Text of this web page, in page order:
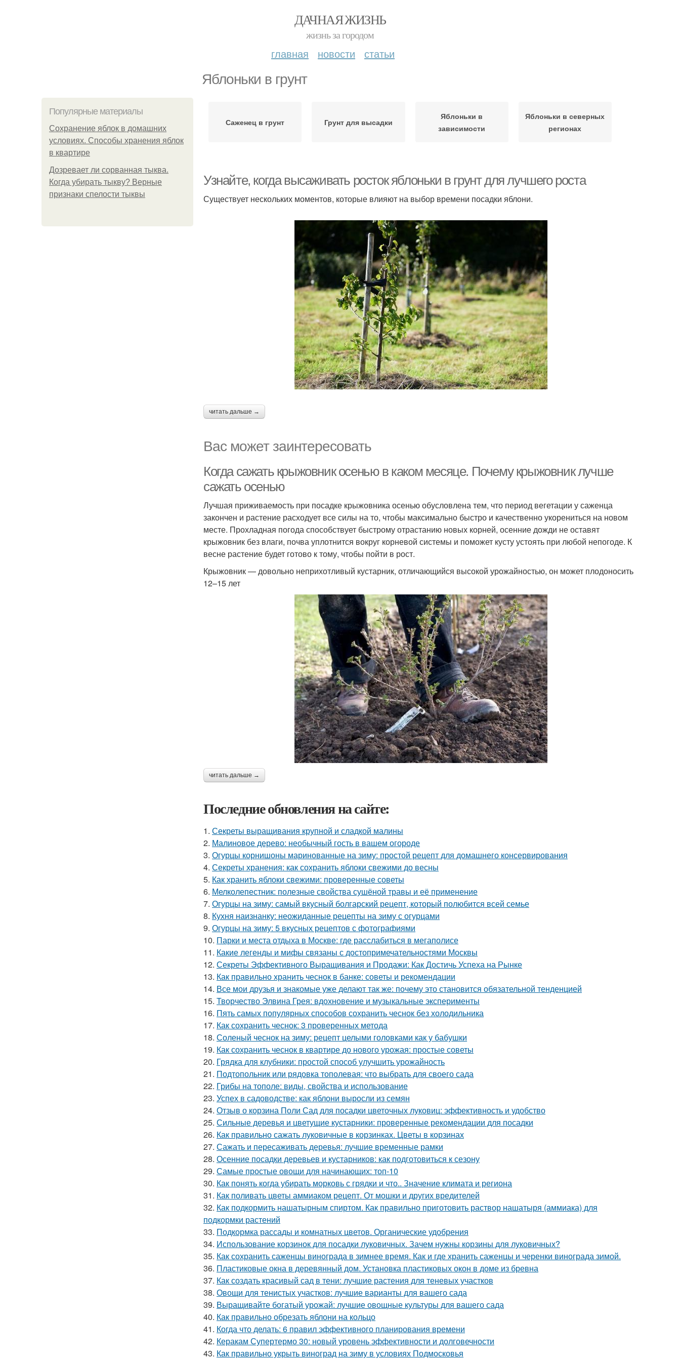
ДАЧНАЯ ЖИЗНЬ
жизнь за городом
главная новости статьи
Яблоньки в грунт
Популярные материалы
Сохранение яблок в домашних
условиях. Способы хранения яблок
в квартире
Дозревает ли сорванная тыква.
Когда убирать тыкву? Верные
признаки спелости тыквы
Саженец в грунт Грунт для высадки
Яблоньки в
зависимости
Яблоньки в северных
регионах
Узнайте, когда высаживать росток яблоньки в грунт для лучшего роста
Существует нескольких моментов, которые влияют на выбор времени посадки яблони.
читать дальше →
Вас может заинтересовать
Когда сажать крыжовник осенью в каком месяце. Почему крыжовник лучше
сажать осенью
Лучшая приживаемость при посадке крыжовника осенью обусловлена тем, что период вегетации у саженца
закончен и растение расходует все силы на то, чтобы максимально быстро и качественно укорениться на новом
месте. Прохладная погода способствует быстрому отрастанию новых корней, осенние дожди не оставят
крыжовник без влаги, почва уплотнится вокруг корневой системы и поможет кусту устоять при любой непогоде. К
весне растение будет готово к тому, чтобы пойти в рост.
Крыжовник — довольно неприхотливый кустарник, отличающийся высокой урожайностью, он может плодоносить
12–15 лет
читать дальше →
Последние обновления на сайте:
1. Секреты выращивания крупной и сладкой малины
2. Малиновое дерево: необычный гость в вашем огороде
3. Огурцы корнишоны маринованные на зиму: простой рецепт для домашнего консервирования
4. Секреты хранения: как сохранить яблоки свежими до весны
5. Как хранить яблоки свежими: проверенные советы
6. Мелколепестник: полезные свойства сушёной травы и её применение
7. Огурцы на зиму: самый вкусный болгарский рецепт, который полюбится всей семье
8. Кухня наизнанку: неожиданные рецепты на зиму с огурцами
9. Огурцы на зиму: 5 вкусных рецептов с фотографиями
10. Парки и места отдыха в Москве: где расслабиться в мегаполисе
11. Какие легенды и мифы связаны с достопримечательностями Москвы
12. Секреты Эффективного Выращивания и Продажи: Как Достичь Успеха на Рынке
13. Как правильно хранить чеснок в банке: советы и рекомендации
14. Все мои друзья и знакомые уже делают так же: почему это становится обязательной тенденцией
15. Творчество Элвина Грея: вдохновение и музыкальные эксперименты
16. Пять самых популярных способов сохранить чеснок без холодильника
17. Как сохранить чеснок: 3 проверенных метода
18. Соленый чеснок на зиму: рецепт целыми головками как у бабушки
19. Как сохранить чеснок в квартире до нового урожая: простые советы
20. Грядка для клубники: простой способ улучшить урожайность
21. Подтопольник или рядовка тополевая: что выбрать для своего сада
22. Грибы на тополе: виды, свойства и использование
23. Успех в садоводстве: как яблони выросли из семян
24. Отзыв о корзина Поли Сад для посадки цветочных луковиц: эффективность и удобство
25. Сильные деревья и цветущие кустарники: проверенные рекомендации для посадки
26. Как правильно сажать луковичные в корзинках. Цветы в корзинах
27. Сажать и пересаживать деревья: лучшие временные рамки
28. Осенние посадки деревьев и кустарников: как подготовиться к сезону
29. Самые простые овощи для начинающих: топ-10
30. Как понять когда убирать морковь с грядки и что.. Значение климата и региона
31. Как поливать цветы аммиаком рецепт. От мошки и других вредителей
32. Как подкормить нашатырным спиртом. Как правильно приготовить раствор нашатыря (аммиака) для
подкормки растений
33. Подкормка рассады и комнатных цветов. Органические удобрения
34. Использование корзинок для посадки луковичных. Зачем нужны корзины для луковичных?
35. Как сохранить саженцы винограда в зимнее время. Как и где хранить саженцы и черенки винограда зимой.
36. Пластиковые окна в деревянный дом. Установка пластиковых окон в доме из бревна
37. Как создать красивый сад в тени: лучшие растения для теневых участков
38. Овощи для тенистых участков: лучшие варианты для вашего сада
39. Выращивайте богатый урожай: лучшие овощные культуры для вашего сада
40. Как правильно обрезать яблони на кольцо
41. Когда что делать: 6 правил эффективного планирования времени
42. Керакам Супертермо 30: новый уровень эффективности и долговечности
43. Как правильно укрыть виноград на зиму в условиях Подмосковья